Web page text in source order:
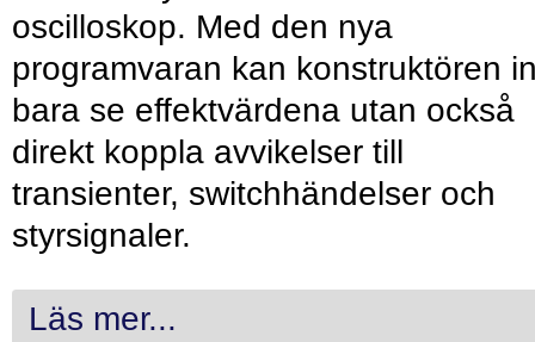
oscilloskop. Med den nya
programvaran kan konstruktören
bara se effektvärdena utan också
direkt koppla avvikelser till
transienter, switchhändelser och
styrsignaler.
Läs mer...